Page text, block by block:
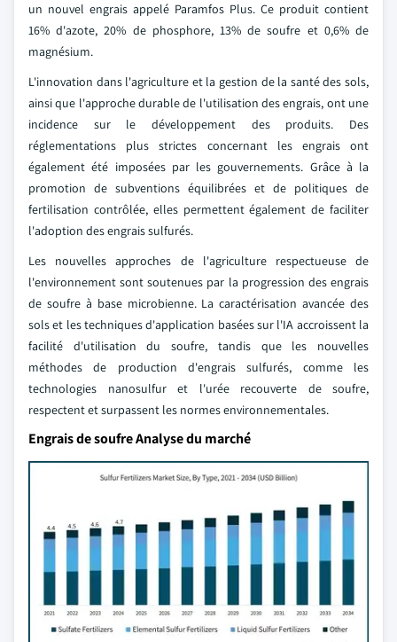
un nouvel engrais appelé Paramfos Plus. Ce produit contient
16% d'azote, 20% de phosphore, 13% de soufre et 0,6% de
magnésium.
L'innovation dans l'agriculture et la gestion de la santé des sols,
ainsi que l'approche durable de l'utilisation des engrais, ont une
incidence sur le développement des produits. Des
réglementations plus strictes concernant les engrais ont
également été imposées par les gouvernements. Grâce à la
promotion de subventions équilibrées et de politiques de
fertilisation contrôlée, elles permettent également de faciliter
l'adoption des engrais sulfurés.
Les nouvelles approches de l'agriculture respectueuse de
l'environnement sont soutenues par la progression des engrais
de soufre à base microbienne. La caractérisation avancée des
sols et les techniques d'application basées sur l'IA accroissent la
facilité d'utilisation du soufre, tandis que les nouvelles
méthodes de production d'engrais sulfurés, comme les
technologies nanosulfur et l'urée recouverte de soufre,
respectent et surpassent les normes environnementales.
Engrais de soufre Analyse du marché